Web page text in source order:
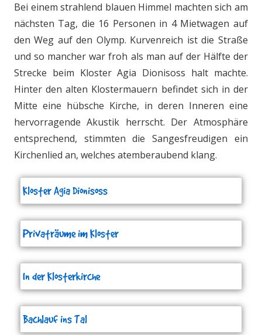
Bei einem strahlend blauen Himmel machten sich am
nächsten Tag, die 16 Personen in 4 Mietwagen auf
den Weg auf den Olymp. Kurvenreich ist die Straße
und so mancher war froh als man auf der Hälfte der
Strecke beim Kloster Agia Dionisoss halt machte.
Hinter den alten Klostermauern befindet sich in der
Mitte eine hübsche Kirche, in deren Inneren eine
hervorragende Akustik herrscht. Der Atmosphäre
entsprechend, stimmten die Sangesfreudigen ein
Kirchenlied an, welches atemberaubend klang.
Kloster Agia Dionisoss
Privaträume im Kloster
In der Klosterkirche
Bachlauf ins Tal